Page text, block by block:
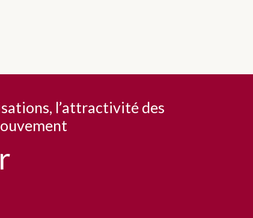
l’attractivité des